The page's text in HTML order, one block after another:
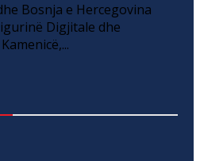
Bosnja e Hercegovina
Digjitale dhe